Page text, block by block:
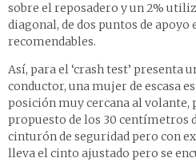
sobre el reposadero y un 2%
diagonal, de dos puntos de apoyo
recomendables.
Así, para el ‘crash test’ presenta
conductor, una mujer de escasa
posición muy cercana al
propuesto de los 30 centímetros
cinturón de seguridad pero con
lleva el cinto ajustado pero se